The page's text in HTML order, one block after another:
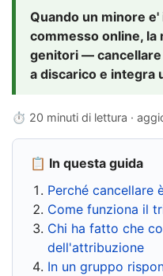
Quando un minore
commesso online,
genitori —
a discarico e integra
⏱ 20 minuti di lettura ·
📋 In questa guida
Perché cancellare
Come funziona il
Chi ha fatto che
dell'attribuzione
In un gruppo